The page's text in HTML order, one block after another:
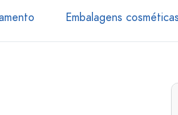
Embalagens cosméticas